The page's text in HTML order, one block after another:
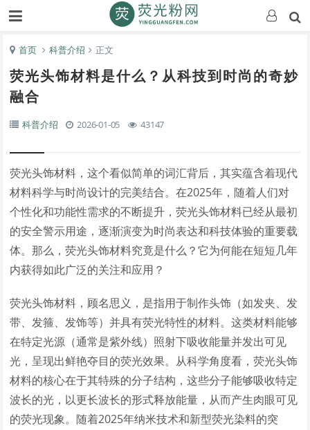
首页 科普介绍 正文
荧光头饰材料是什么？从科技到时尚的奇妙
融合
科普介绍 2026-01-05 43147
荧光头饰材料，这个看似简单的词汇背后，其实蕴含着现代
材料科学与时尚设计的完美结合。在2025年，随着人们对
个性化和功能性需求的不断提升，荧光头饰材料已经从最初
的安全警示用途，逐渐演变为时尚表达和科技体验的重要载
体。那么，荧光头饰材料究竟是什么？它为何能在短短几年
内获得如此广泛的关注和应用？
荧光头饰材料，顾名思义，是指用于制作头饰（如发夹、发
带、发箍、发饰等）并具有荧光特性的材料。这类材料能够
在特定光源（通常是紫外线）照射下吸收能量并发出可见
光，呈现出鲜艳夺目的荧光效果。从科学角度看，荧光头饰
材料的核心在于其特殊的分子结构，这些分子能够吸收特定
波长的光，以更长波长的形式释放能量，从而产生肉眼可见
的荧光现象。随着2025年纳米技术和新型荧光染料的突